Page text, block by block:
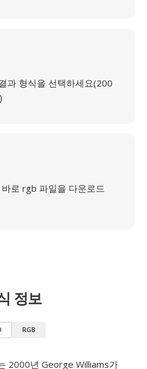
과 형식을 선택하세요(200
로 rgb 파일을 다운로드
정보
RGB
2000년 George Williams가